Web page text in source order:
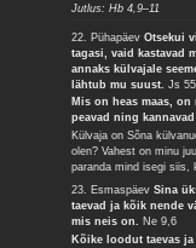
Jutlus: Hb 4,9–11
22. PühapäevOtsekui
tagasi, vaid kastavad
annaks külvajale
lähtub mu suust.Js
Mis on heas maas,
peavad ning
Külvaja on Sõna
olen? Vahest on minu
paranda mind isegi siis,
23. EsmaspäevSina
taevad ja kõik nende
mis neis on. Ne 9,6
Kõike loodut taevas